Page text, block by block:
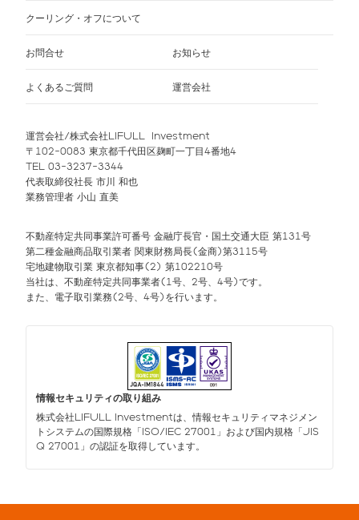
クーリング・オフについて
お問合せ お知らせ
よくあるご質問 運営会社
運営会社/株式会社LIFULL Investment
〒102-0083 東京都千代田区麹町一丁目4番地4
TEL 03-3237-3344
代表取締役社長 市川 和也
業務管理者 小山 直美
不動産特定共同事業許可番号 金融庁長官・国土交通大臣 第131号
第二種金融商品取引業者 関東財務局長(金商)第3115号
宅地建物取引業 東京都知事(2) 第102210号
当社は、不動産特定共同事業者(1号、2号、4号)です。
また、電子取引業務(2号、4号)を行います。
情報セキュリティの取り組み
株式会社LIFULL Investmentは、情報セキュリティマネジメン
トシステムの国際規格「ISO/IEC 27001」および国内規格「JIS
Q 27001」の認証を取得しています。